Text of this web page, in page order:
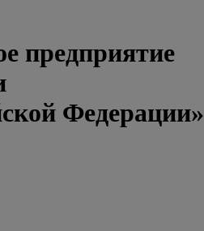
предприятие
Федерации»